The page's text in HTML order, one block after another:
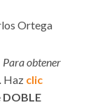
Ortega
Para obtener
Haz clic
DOBLE